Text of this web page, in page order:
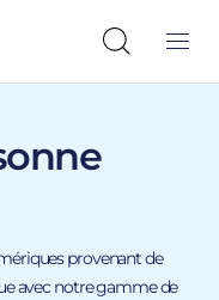
provenant de
avec notre gamme de